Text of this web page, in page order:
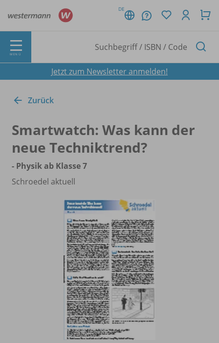
DE
MENÜ
Jetzt zum Newsletter anmelden!
Zurück
Smartwatch: Was kann der
neue Techniktrend?
- Physik ab Klasse 7
Schroedel aktuell